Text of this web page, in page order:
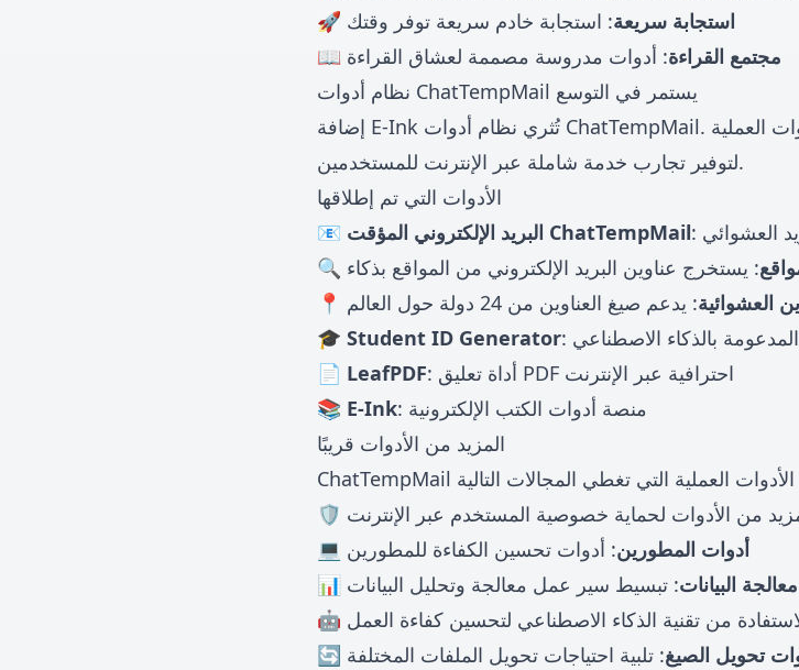
🚀 استجابة سريعة: استجابة خادم سريعة توفر وقتك
📖 مجتمع القراءة: أدوات مدروسة مصممة لعشاق القراءة
نظام أدوات ChatTempMail يستمر في التوسع
إضافة E-Ink تُثري نظام أدوات ChatTempMail. نحن نستكشف ونطور بنشاط المزيد من الأدوات العملية
لتوفير تجارب خدمة شاملة عبر الإنترنت للمستخدمين.
الأدوات التي تم إطلاقها
📧 البريد الإلكتروني المؤقت ChatTempMail العشوائي
: يستخرج عناوين البريد الإلكتروني من المواقع بذكاء
العشوائية: يدعم صيغ العناوين من 24 دولة حول العالم
🎓 Student ID Generator بالذكاء الاصطناعي
📄 LeafPDF
: أداة تعليق PDF احترافية عبر الإنترنت
📚 E-Ink : منصة أدوات الكتب الإلكترونية
المزيد من الأدوات قريبًا
من الأدوات لحماية خصوصية المستخدم عبر الإنترنت
💻 أدوات المطورين: أدوات تحسين الكفاءة للمطورين
معالجة البيانات: تبسيط سير عمل معالجة وتحليل البيانات
من تقنية الذكاء الاصطناعي لتحسين كفاءة العمل
تحويل الصيغ: تلبية احتياجات تحويل الملفات المختلفة